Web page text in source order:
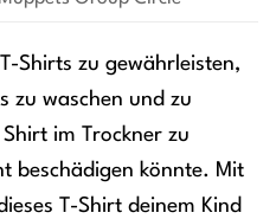
Shirts zu gewährleisten,
zu waschen und zu
im Trockner zu
beschädigen könnte. Mit
T-Shirt deinem Kind